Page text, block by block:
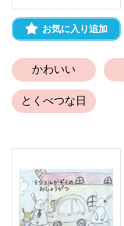
お気に入り追加
かわいい
とくべつな日